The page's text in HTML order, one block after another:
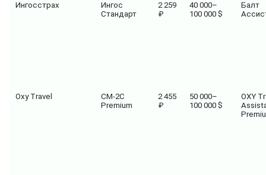
Ингосстрах
Ингос
Стандарт
2 259
₽
40 000–
100 000 $
Балт
Oxy Travel
СМ-2С
Premium
2 455
₽
50 000–
100 000 $
OXY